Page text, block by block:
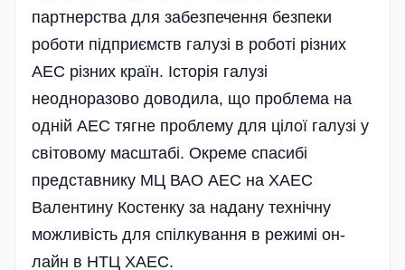
партнерства для забезпечення безпеки
роботи підприємств галузі в роботі різних
АЕС різних країн. Історія галузі
неодноразово доводила, що проблема на
одній АЕС тягне проблему для цілої галузі у
світовому масштабі. Окреме спасибі
представнику МЦ ВАО АЕС на ХАЕС
Валентину Костенку за надану технічну
можливість для спілкування в режимі он-
лайн в НТЦ ХАЕС.